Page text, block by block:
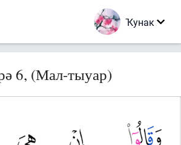
Ҡунак
6, (Мал-тыуар)